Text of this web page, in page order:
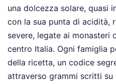
una dolcezza solare, quasi
con la sua punta di acidità,
severe, legate ai monasteri
centro Italia. Ogni famiglia
della ricetta, un codice
attraverso grammi scritti su